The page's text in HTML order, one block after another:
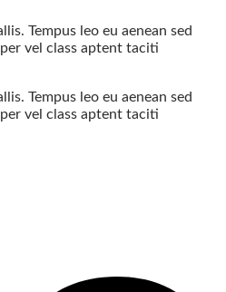
Tempus leo eu aenean sed
vel class aptent taciti
Tempus leo eu aenean sed
vel class aptent taciti